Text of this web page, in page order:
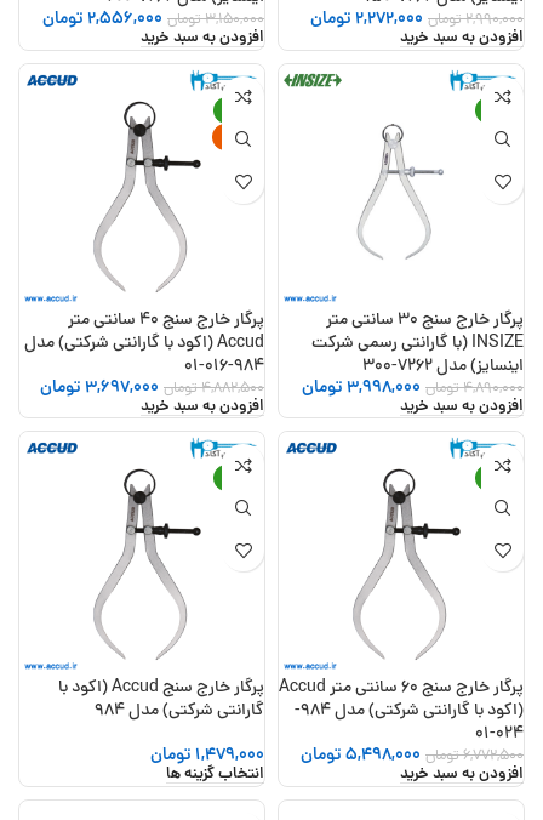
2,990,000تومان 2,272,000تومان
افزودن به سبد خرید
3,150,000تومان 2,556,000تومان
افزودن به سبد خرید
-18%
پرگار خارج سنج 30 سانتی متر
INSIZE (با گارانتی رسمی شرکت
اینسایز) مدل 7262-300
4,890,000تومان 3,998,000تومان
افزودن به سبد خرید
-24%
جدید
پرگار خارج سنج 40 سانتی متر
Accud (اکود با گارانتی شرکتی) مدل
984-016-01
4,882,500تومان 3,697,000تومان
افزودن به سبد خرید
-19%
پرگار خارج سنج 60 سانتی متر Accud
(اکود با گارانتی شرکتی) مدل 984-
024-01
6,772,500تومان 5,498,000تومان
افزودن به سبد خرید
-27%
پرگار خارج سنج Accud (اکود با
گارانتی شرکتی) مدل 984
1,479,000 تومان
انتخاب گزینه ها